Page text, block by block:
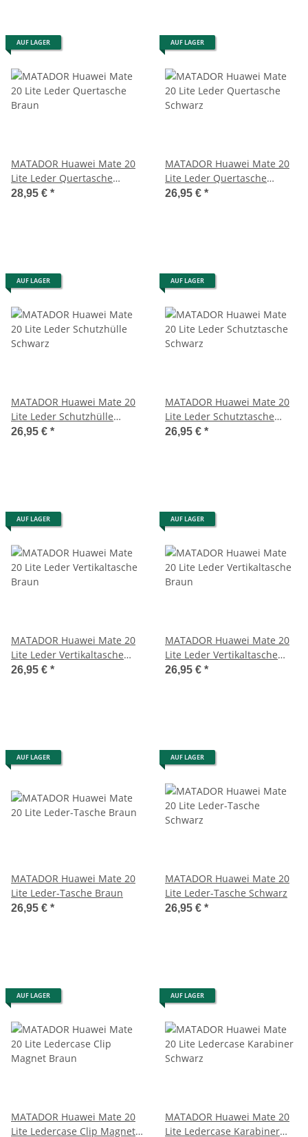
AUF LAGER
MATADOR Huawei Mate 20
Lite Leder Quertasche
Braun
28,95 € *
AUF LAGER
MATADOR Huawei Mate 20
Lite Leder Quertasche
Schwarz
26,95 € *
AUF LAGER
MATADOR Huawei Mate 20
Lite Leder Schutzhülle
Schwarz
26,95 € *
AUF LAGER
MATADOR Huawei Mate 20
Lite Leder Schutztasche
Schwarz
26,95 € *
AUF LAGER
MATADOR Huawei Mate 20
Lite Leder Vertikaltasche
Braun
26,95 € *
AUF LAGER
MATADOR Huawei Mate 20
Lite Leder Vertikaltasche
Braun
26,95 € *
AUF LAGER
MATADOR Huawei Mate 20
Lite Leder-Tasche Braun
26,95 € *
AUF LAGER
MATADOR Huawei Mate 20
Lite Leder-Tasche Schwarz
26,95 € *
AUF LAGER
MATADOR Huawei Mate 20
Lite Ledercase Clip Magnet
AUF LAGER
MATADOR Huawei Mate 20
Lite Ledercase Karabiner